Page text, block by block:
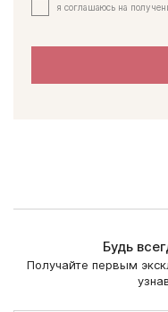
я соглашаюсь на
Будь
Получайте первым